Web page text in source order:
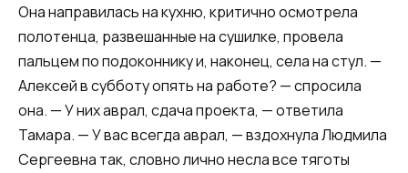
Она направилась на кухню, критично осмотрела
полотенца, развешанные на сушилке, провела
пальцем по подоконнику и, наконец, села на стул. —
Алексей в субботу опять на работе? — спросила
она. — У них аврал, сдача проекта, — ответила
Тамара. — У вас всегда аврал, — вздохнула Людмила
Сергеевна так, словно лично несла все тяготы